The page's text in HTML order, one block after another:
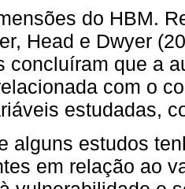
do HBM.
Head e Dwyer
concluíram que a
com o
estudadas,
alguns estudos
em relação ao